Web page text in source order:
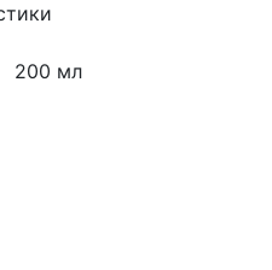
200 мл